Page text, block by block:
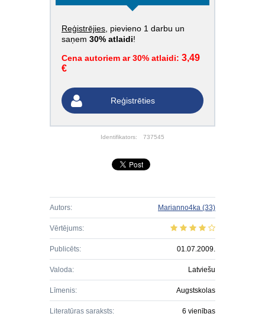
Reģistrējies , pievieno 1 darbu un
saņem 30% atlaidi!
Cena autoriem ar 30% atlaidi: 3,49
€
Reģistrēties
Identifikators: 737545
Autors: Marianno4ka (33)
Vērtējums:
Publicēts: 01.07.2009.
Valoda: Latviešu
Līmenis: Augstskolas
Literatūras saraksts: 6 vienības